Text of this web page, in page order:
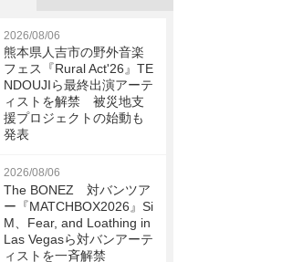
2026/08/06
熊本県人吉市の野外音楽
フェス『Rural Act'26』TE
NDOUJIら最終出演アーテ
ィストを解禁 被災地支
援プロジェクトの始動も
発表
2026/08/06
The BONEZ 対バンツア
ー『MATCHBOX2026』Si
M、Fear, and Loathing in
Las Vegasら対バンアーテ
ィストを一斉解禁